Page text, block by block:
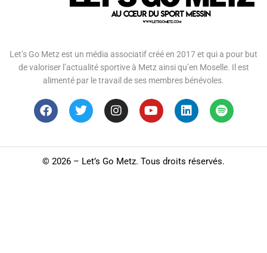
Let’s Go Metz est un média associatif créé en 2017 et qui a pour but
de valoriser l’actualité sportive à Metz ainsi qu’en Moselle. Il est
alimenté par le travail de ses membres bénévoles.
© 2026 – Let’s Go Metz. Tous droits réservés.